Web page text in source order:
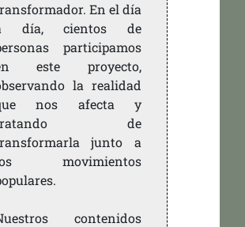
En el día
día, cientos de
participamos
este proyecto,
la realidad
nos afecta y
de
junto a
movimientos
contenidos